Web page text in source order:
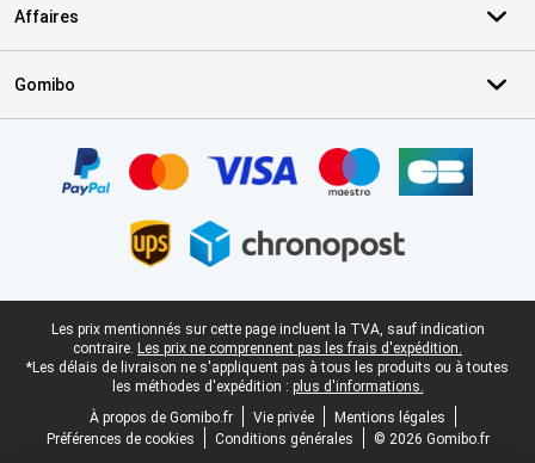
Affaires
Gomibo
Pied-de-page légal
Les prix mentionnés sur cette page incluent la TVA, sauf indication
contraire. Les prix ne comprennent pas les frais d'expédition.
*Les délais de livraison ne s'appliquent pas à tous les produits ou à toutes
les méthodes d'expédition : plus d'informations.
À propos de Gomibo.fr
Vie privée
Mentions légales
Préférences de cookies
Conditions générales © 2026 Gomibo.fr